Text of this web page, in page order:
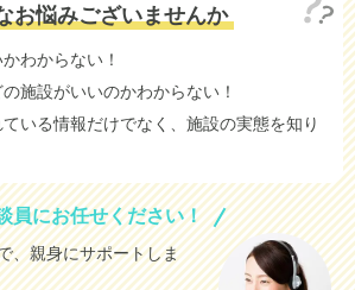
お悩みございませんか
わからない！
施設がいいのかわからない！
いる情報だけでなく、施設の実態を知り
員にお任せください！
、親身にサポートしま